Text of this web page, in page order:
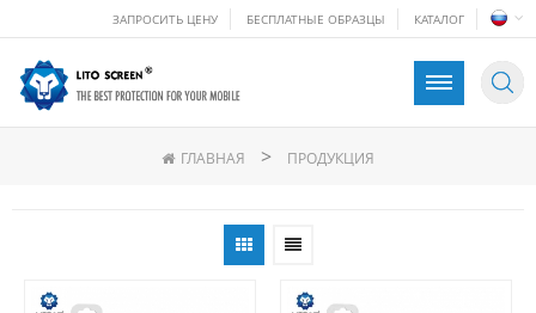
ЗАПРОСИТЬ ЦЕНУ БЕСПЛАТНЫЕ ОБРАЗЦЫ КАТАЛОГ
ГЛАВНАЯ > ПРОДУКЦИЯ